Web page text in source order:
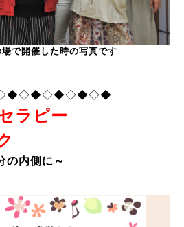
で開催した時の写真です
ラピー
の内側に～